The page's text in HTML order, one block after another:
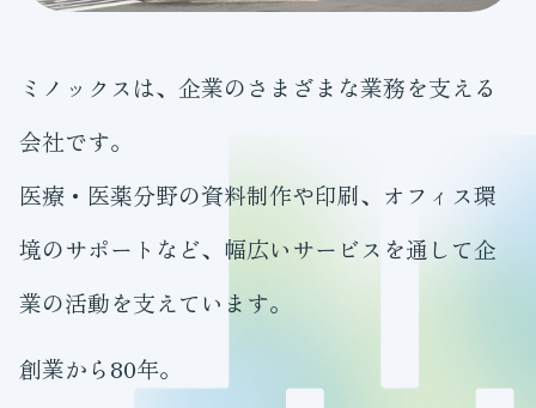
ミノックスは、企業のさまざまな業務を支える
会社です。
医療・医薬分野の資料制作や印刷、オフィス環
境のサポートなど、幅広いサービスを通して企
業の活動を支えています。
創業から80年。